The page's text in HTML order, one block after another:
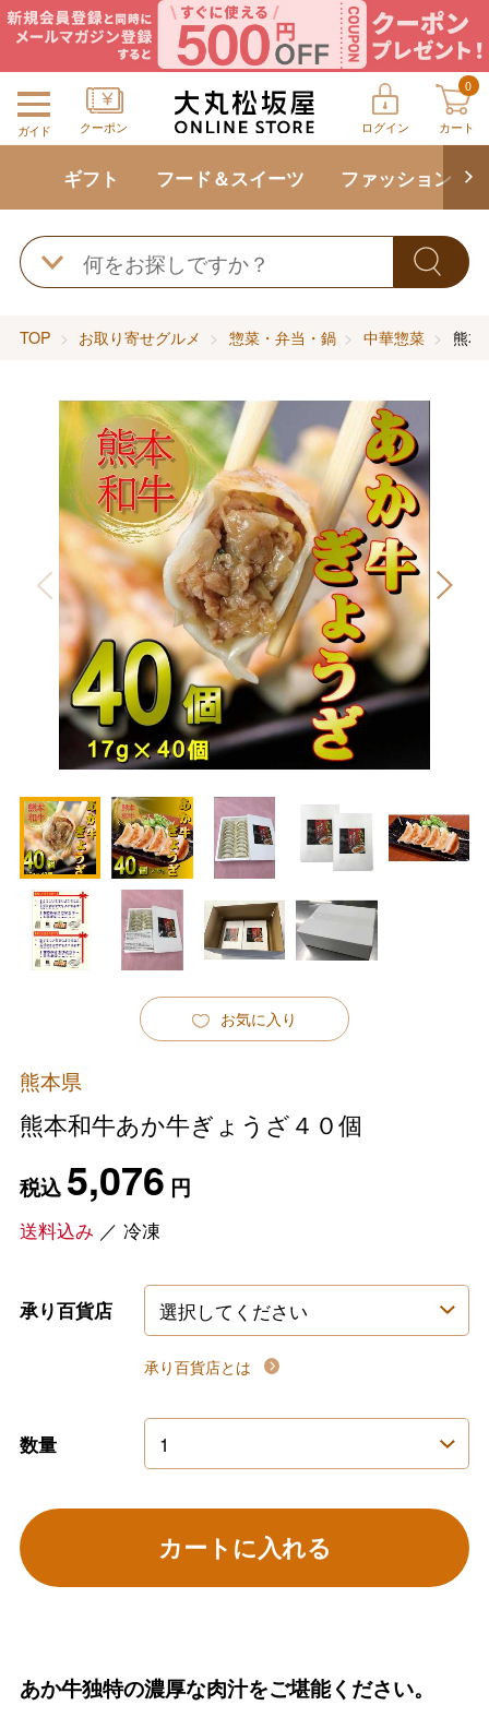
ガイド クーポン ログイン
0
カート
ギフト フード＆スイーツ ファッション
TOP お取り寄せグルメ 惣菜・弁当・鍋 中華惣菜 熊本
お気に入り
熊本県
熊本和牛あか牛ぎょうざ４０個
税込5,076 円
送料込み ／ 冷凍
承り百貨店
承り百貨店とは
数量
カートに入れる
あか牛独特の濃厚な肉汁をご堪能ください。